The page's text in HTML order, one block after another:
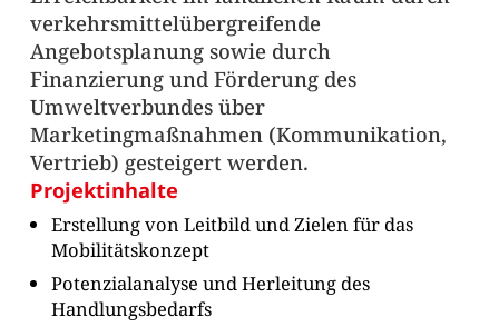
verkehrsmittelübergreifende
Angebotsplanung sowie durch
Finanzierung und Förderung des
Umweltverbundes über
Marketingmaßnahmen (Kommunikation,
Vertrieb) gesteigert werden.
Projektinhalte
Erstellung von Leitbild und Zielen für das
Mobilitätskonzept
Potenzialanalyse und Herleitung des
Handlungsbedarfs